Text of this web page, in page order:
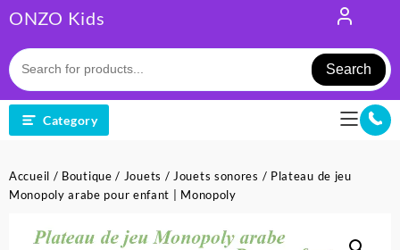
to
content
ONZO Kids
Search
Category
Accueil / Boutique / Jouets / Jouets sonores / Plateau de jeu
Monopoly arabe pour enfant | Monopoly